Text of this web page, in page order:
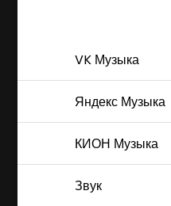
VK Музыка
Яндекс Музыка
КИОН Музыка
Звук